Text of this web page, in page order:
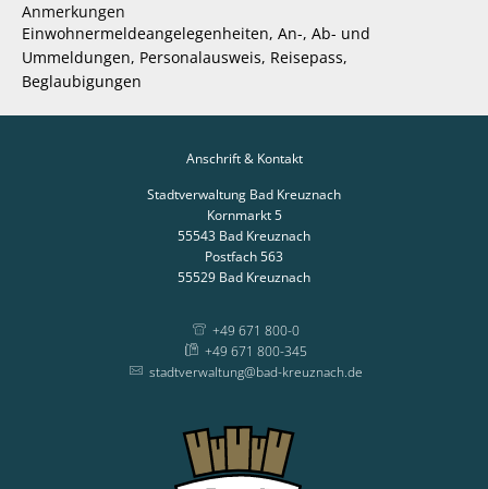
Anmerkungen
Einwohnermeldeangelegenheiten, An-, Ab- und
Ummeldungen, Personalausweis, Reisepass,
Beglaubigungen
Anschrift & Kontakt
Stadtverwaltung Bad Kreuznach
Kornmarkt 5
55543 Bad Kreuznach
Postfach 563
55529 Bad Kreuznach
+49 671 800-0
+49 671 800-345
stadtverwaltung@bad-kreuznach.de